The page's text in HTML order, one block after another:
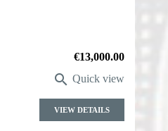
Price
€13,000.00
 Quick view
VIEW DETAILS